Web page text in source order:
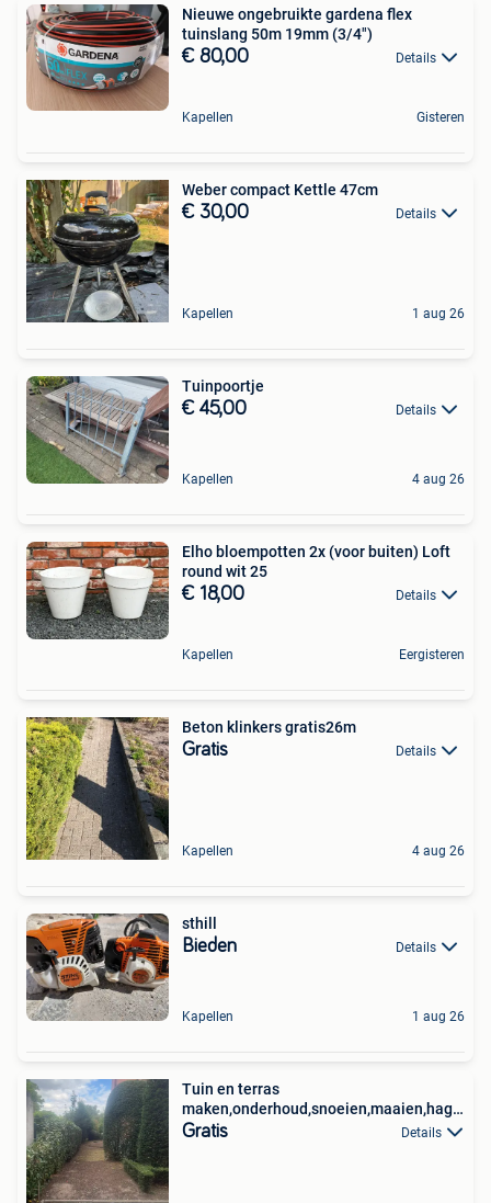
Nieuwe ongebruikte gardena flex
tuinslang 50m 19mm (3/4")
€ 80,00 Details
Kapellen Gisteren
Weber compact Kettle 47cm
€ 30,00 Details
Kapellen 1 aug 26
Tuinpoortje
€ 45,00 Details
Kapellen 4 aug 26
Elho bloempotten 2x (voor buiten) Loft
round wit 25
€ 18,00 Details
Kapellen Eergisteren
Beton klinkers gratis26m
Gratis Details
Kapellen 4 aug 26
sthill
Bieden Details
Kapellen 1 aug 26
Tuin en terras
maken,onderhoud,snoeien,maaien,hagen
scheren
Gratis Details